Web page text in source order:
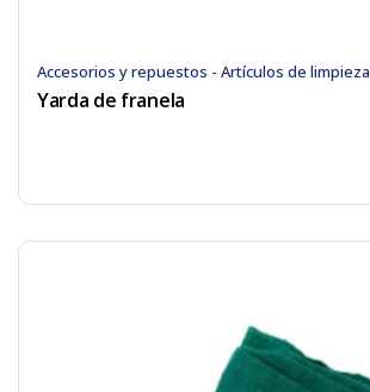
Accesorios y repuestos - Artículos de limpieza
Yarda de franela